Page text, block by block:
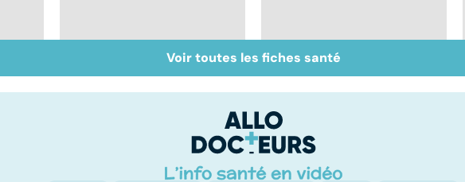
Tout savoir sur les
infections
Inflammation des
amygdales : que faire
Voir toutes les fiches santé